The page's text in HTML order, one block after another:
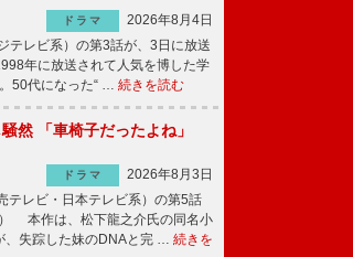
ドラマ
2026年8月4日
テレビ系）の第3話が、3日に放送
年に放送されて人気を博した学
50代になった“ … 続きを読む
然 「車椅子だったよね」
ドラマ
2026年8月3日
テレビ・日本テレビ系）の第5話
本作は、松下龍之介氏の同名小
、失踪した妹のDNAと完 … 続きを